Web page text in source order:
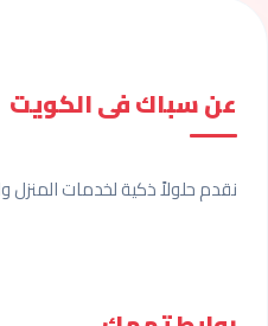
عن سباك فى الكويت
نقدم حلولاً ذكية لخدمات المنزل